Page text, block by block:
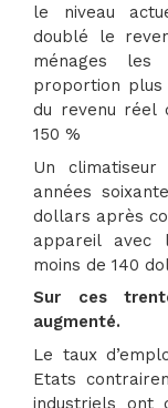
le niveau
doublé le
ménages les
proportion plus
du revenu réel
150 %
Un
années
dollars après
appareil avec
moins de 140
Sur ces
augmenté.
Le taux
Etats
industriels ont